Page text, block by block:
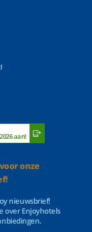
aan!
onze
nieuwsbrief!
over Enjoyhotels